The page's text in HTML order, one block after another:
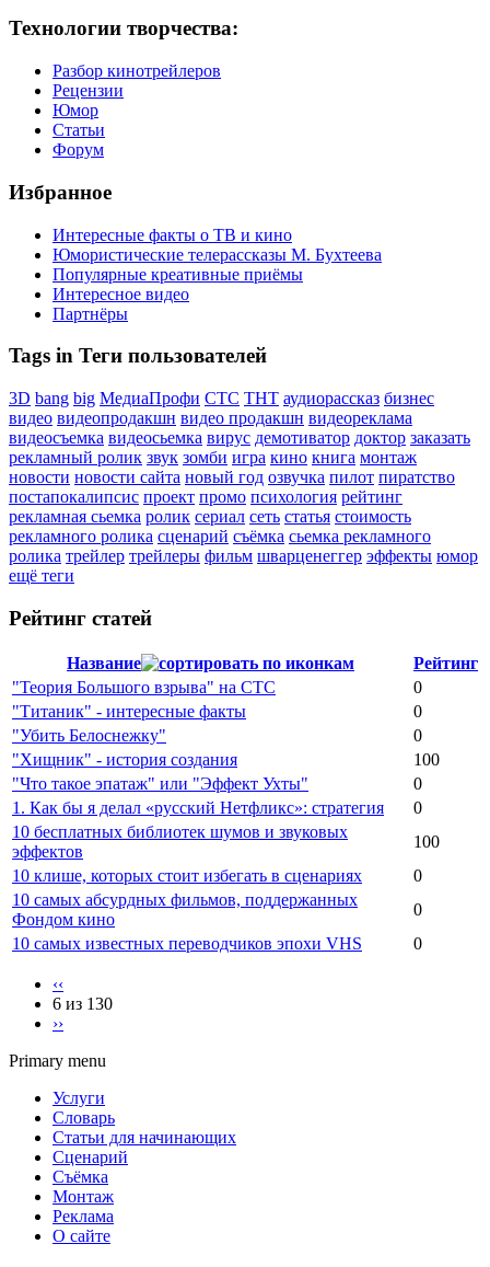
Технологии творчества:
Разбор кинотрейлеров
Рецензии
Юмор
Статьи
Форум
Избранное
Интересные факты о ТВ и кино
Юмористические телерассказы М. Бухтеева
Популярные креативные приёмы
Интересное видео
Партнёры
Tags in Теги пользователей
3D bang big МедиаПрофи СТС ТНТ аудиорассказ бизнес
видео видеопродакшн видео продакшн видеореклама
видеосъемка видеосьемка вирус демотиватор доктор заказать
рекламный ролик звук зомби игра кино книга монтаж
новости новости сайта новый год озвучка пилот пиратство
постапокалипсис проект промо психология рейтинг
рекламная сьемка ролик сериал сеть статья стоимость
рекламного ролика сценарий съёмка сьемка рекламного
ролика трейлер трейлеры фильм шварценеггер эффекты юмор
ещё теги
Рейтинг статей
Название
Рейтинг
"Теория Большого взрыва" на СТС
0
"Титаник" - интересные факты
0
"Убить Белоснежку"
0
"Хищник" - история создания
100
"Что такое эпатаж" или "Эффект Ухты"
0
1. Как бы я делал «русский Нетфликс»: стратегия
0
10 бесплатных библиотек шумов и звуковых
эффектов
100
10 клише, которых стоит избегать в сценариях
0
10 самых абсурдных фильмов, поддержанных
Фондом кино
0
10 самых известных переводчиков эпохи VHS
0
‹‹
6 из 130
››
Primary menu
Услуги
Словарь
Статьи для начинающих
Сценарий
Съёмка
Монтаж
Реклама
О сайте